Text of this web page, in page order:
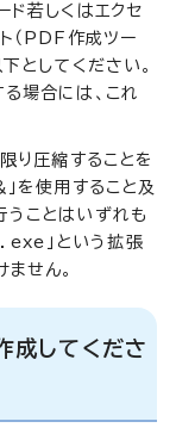
ド若しくはエクセ
（PDF作成ツー
としてください。
場合には、これ
り圧縮することを
を使用すること及
うことはいずれも
exe」という拡張
せん。
してくださ